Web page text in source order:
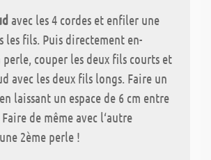
avec les 4 cordes et enfiler une
les fils. Puis directement en-
perle, couper les deux fils courts et
avec les deux fils longs. Faire un
laissant un espace de 6 cm entre
de même avec l‘autre
2ème perle !